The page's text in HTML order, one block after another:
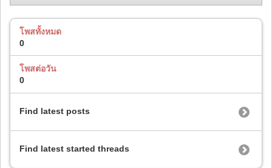
โพสทั้งหมด
0
โพสต่อวัน
0
Find latest posts
Find latest started threads